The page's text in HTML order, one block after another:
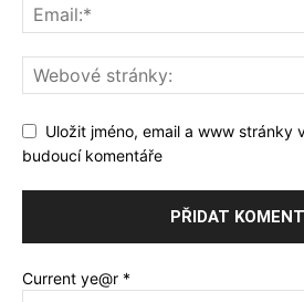
Uložit jméno, email a www stránky
budoucí komentáře
Current ye@r *